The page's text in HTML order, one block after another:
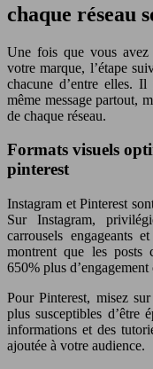
chaque réseau
Une fois que vous avez
votre marque, l’étape
chacune d’entre elles.
même message partout,
de chaque réseau.
Formats visuels
pinterest
Instagram et Pinterest
Sur Instagram,
carrousels engageants
montrent que les posts
650% plus
Pour Pinterest, misez
plus susceptibles d’être
informations et des
ajoutée à votre audience.